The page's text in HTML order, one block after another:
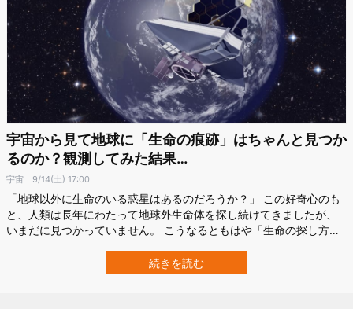
宇宙から見て地球に「生命の痕跡」はちゃんと見つか
るのか？観測してみた結果…
宇宙 9/14(土) 17:00
「地球以外に生命のいる惑星はあるのだろうか？」 この好奇心のも
と、人類は長年にわたって地球外生命体を探し続けてきましたが、
いまだに見つかっていません。 こうなるともはや「生命の探し方が
宇宙機関（ESA）は発想を逆転して、宇宙から地球の大気層を観測
し、化学的な”生命の痕跡”が見つかるかどうかを検証してみました。
続きを読む